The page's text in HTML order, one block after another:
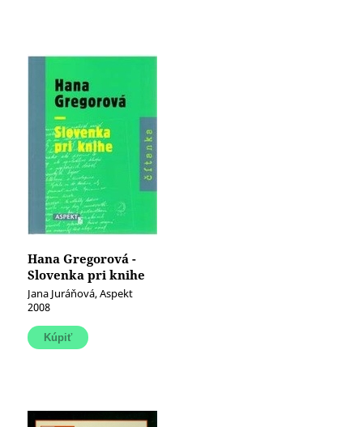
Hana Gregorová -
Slovenka pri knihe
(Čítanka)
Jana Juráňová, Aspekt
2008